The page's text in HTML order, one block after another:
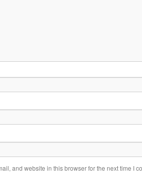
and website in this browser for the next time I